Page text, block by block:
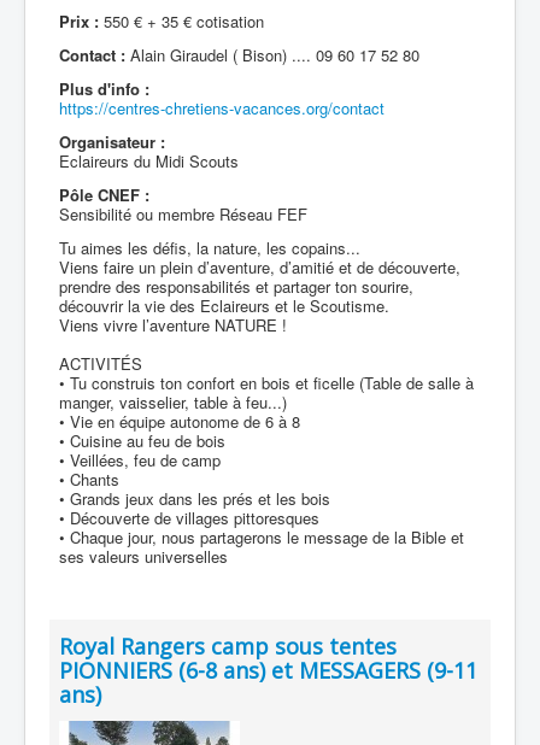
Prix : 550 € + 35 € cotisation
Contact : Alain Giraudel ( Bison) .... 09 60 17 52 80
Plus d'info :
https://centres-chretiens-vacances.org/contact
Organisateur :
Eclaireurs du Midi Scouts
Pôle CNEF :
Sensibilité ou membre Réseau FEF
Tu aimes les défis, la nature, les copains...
Viens faire un plein d’aventure, d’amitié et de découverte,
prendre des responsabilités et partager ton sourire,
découvrir la vie des Eclaireurs et le Scoutisme.
Viens vivre l’aventure NATURE !
ACTIVITÉS
• Tu construis ton confort en bois et ficelle (Table de salle à
manger, vaisselier, table à feu...)
• Vie en équipe autonome de 6 à 8
• Cuisine au feu de bois
• Veillées, feu de camp
• Chants
• Grands jeux dans les prés et les bois
• Découverte de villages pittoresques
• Chaque jour, nous partagerons le message de la Bible et
ses valeurs universelles
Royal Rangers camp sous tentes
PIONNIERS (6-8 ans) et MESSAGERS (9-11
ans)